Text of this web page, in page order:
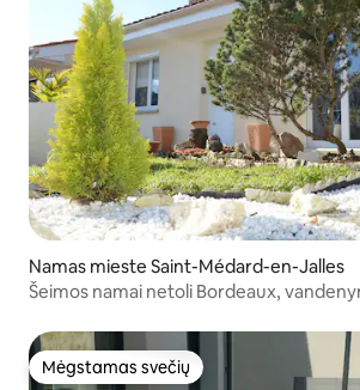
Namas mieste Saint-Médard-en-Jalles
Šeimos namai netoli Bordeaux,
Mėgstamas svečių
Mėgstamas svečių